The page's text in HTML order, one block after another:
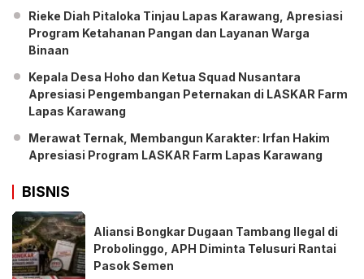
Rieke Diah Pitaloka Tinjau Lapas Karawang, Apresiasi
Program Ketahanan Pangan dan Layanan Warga
Binaan
Kepala Desa Hoho dan Ketua Squad Nusantara
Apresiasi Pengembangan Peternakan di LASKAR Farm
Lapas Karawang
Merawat Ternak, Membangun Karakter: Irfan Hakim
Apresiasi Program LASKAR Farm Lapas Karawang
BISNIS
Aliansi Bongkar Dugaan Tambang Ilegal di
Probolinggo, APH Diminta Telusuri Rantai
Pasok Semen